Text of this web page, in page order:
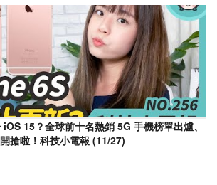
15？全球前十名熱銷 5G 手機榜單出爐、
搶啦！科技小電報 (11/27)